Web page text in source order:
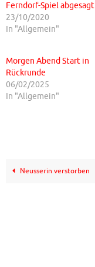
Ferndorf-Spiel abgesagt
23/10/2020
In "Allgemein"
Morgen Abend Start in
Rückrunde
06/02/2025
In "Allgemein"
Neusserin verstorben